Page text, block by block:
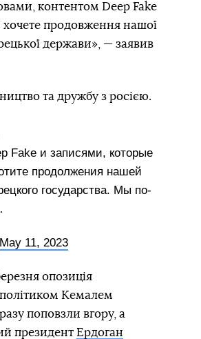
контентом Deep Fake
хочете продовження нашої
держави», — заявив
та дружбу з росією.
Fake и записями, которые
продолжения нашей
государства. Мы по-
May 11, 2023
опозиція
Кемалем
поповзли вгору, а
президент Ердоган